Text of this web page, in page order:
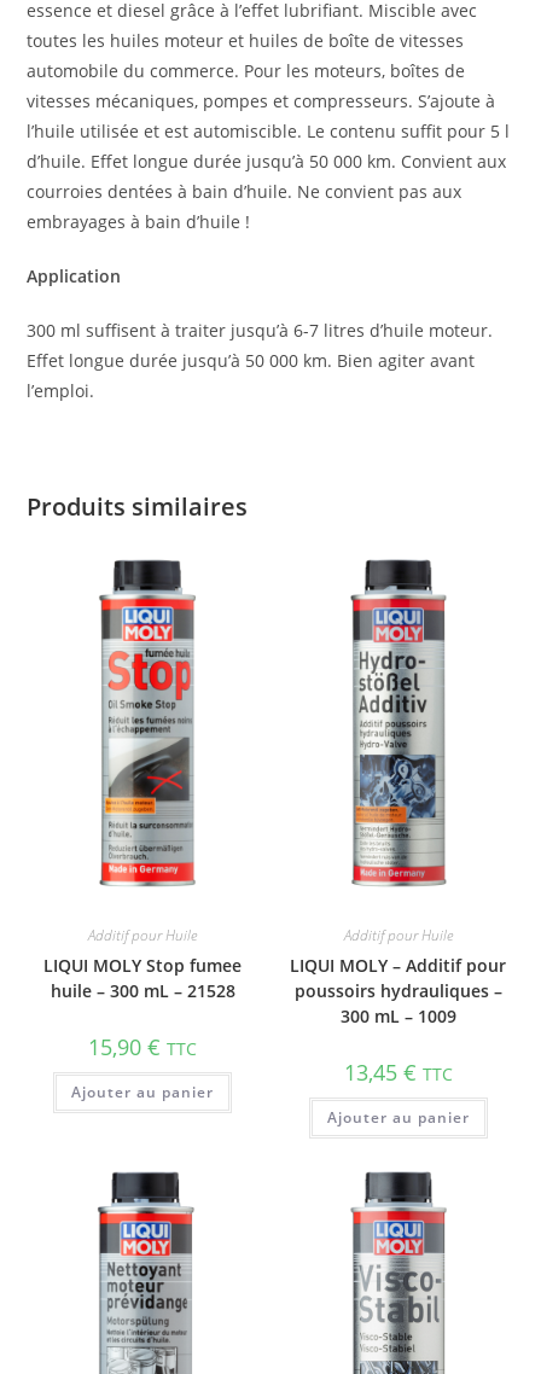
essence et diesel grâce à l’effet lubrifiant. Miscible avec
toutes les huiles moteur et huiles de boîte de vitesses
automobile du commerce. Pour les moteurs, boîtes de
vitesses mécaniques, pompes et compresseurs. S’ajoute à
l’huile utilisée et est automiscible. Le contenu suffit pour 5 l
d’huile. Effet longue durée jusqu’à 50 000 km. Convient aux
courroies dentées à bain d’huile. Ne convient pas aux
embrayages à bain d’huile !
Appli­ca­tion
300 ml suffisent à traiter jusqu’à 6-7 litres d’huile moteur.
Effet longue durée jusqu’à 50 000 km. Bien agiter avant
l’emploi.
Produits similaires
Additif pour Huile
LIQUI MOLY Stop fumee
huile – 300 mL – 21528
15,90€ TTC
Ajouter au panier
Additif pour Huile
LIQUI MOLY – Additif pour
poussoirs hydrauliques –
300 mL – 1009
13,45 € TTC
Ajouter au panier